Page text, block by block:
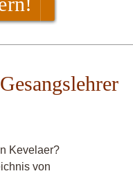
Kevelaer?
von